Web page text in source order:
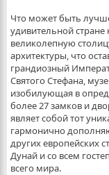
Что может быть
удивительной стране
великолепную
архитектуры, что
грандиозный
Святого Стефана,
изобилующая в
более 27 замков и
являет собой тот
гармонично
других европейских
Дунай и со всем
всего мира.